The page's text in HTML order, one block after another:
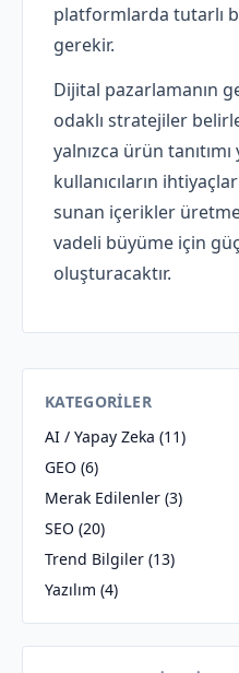
platformlarda tutarlı
gerekir.
Dijital pazarlamanın
odaklı stratejiler
yalnızca ürün
kullanıcıların
sunan içerikler
vadeli büyüme için
oluşturacaktır.
KATEGORILER
AI / Yapay Zeka (11)
GEO (6)
Merak Edilenler (3)
SEO (20)
Trend Bilgiler (13)
Yazılım (4)